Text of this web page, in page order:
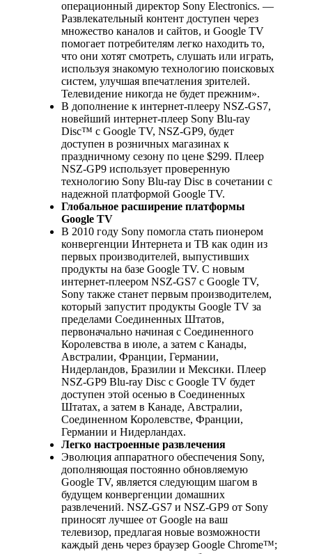
операционный директор Sony Electronics. —
Развлекательный контент доступен через
множество каналов и сайтов, и Google TV
помогает потребителям легко находить то,
что они хотят смотреть, слушать или играть,
используя знакомую технологию поисковых
систем, улучшая впечатления зрителей.
Телевидение никогда не будет прежним».
В дополнение к интернет-плееру NSZ-GS7,
новейший интернет-плеер Sony Blu-ray
Disc™ с Google TV, NSZ-GP9, будет
доступен в розничных магазинах к
праздничному сезону по цене $299. Плеер
NSZ-GP9 использует проверенную
технологию Sony Blu-ray Disc в сочетании с
надежной платформой Google TV.
Глобальное расширение платформы
Google TV
В 2010 году Sony помогла стать пионером
конвергенции Интернета и ТВ как один из
первых производителей, выпустивших
продукты на базе Google TV. С новым
интернет-плеером NSZ-GS7 с Google TV,
Sony также станет первым производителем,
который запустит продукты Google TV за
пределами Соединенных Штатов,
первоначально начиная с Соединенного
Королевства в июле, а затем с Канады,
Австралии, Франции, Германии,
Нидерландов, Бразилии и Мексики. Плеер
NSZ-GP9 Blu-ray Disc с Google TV будет
доступен этой осенью в Соединенных
Штатах, а затем в Канаде, Австралии,
Соединенном Королевстве, Франции,
Германии и Нидерландах.
Легко настроенные развлечения
Эволюция аппаратного обеспечения Sony,
дополняющая постоянно обновляемую
Google TV, является следующим шагом в
будущем конвергенции домашних
развлечений. NSZ-GS7 и NSZ-GP9 от Sony
приносят лучшее от Google на ваш
телевизор, предлагая новые возможности
каждый день через браузер Google Chrome™;